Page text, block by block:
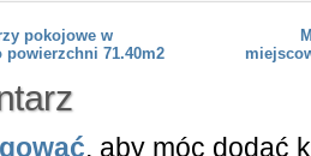
pokojowe w
powierzchni 71.40m2
, aby móc dodać